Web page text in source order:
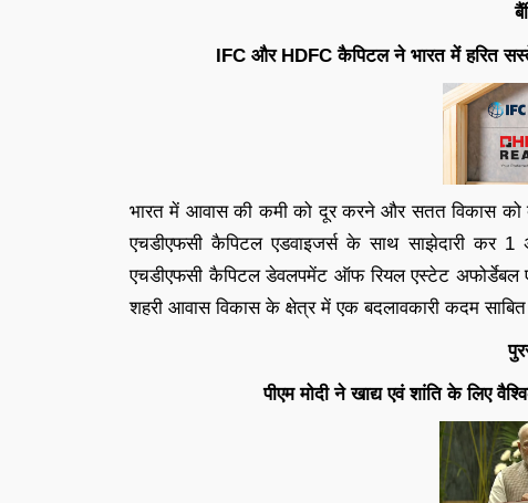
IFC और HDFC कैपिटल ने भारत में हरित
भारत में आवास की कमी को दूर करने और सतत विकास को
एचडीएफसी कैपिटल एडवाइजर्स के साथ साझेदारी
एचडीएफसी कैपिटल डेवलपमेंट ऑफ रियल एस्टेट
शहरी आवास विकास के क्षेत्र में एक बदलावकारी कदम साबित
पीएम मोदी ने खाद्य एवं शांति के लिए